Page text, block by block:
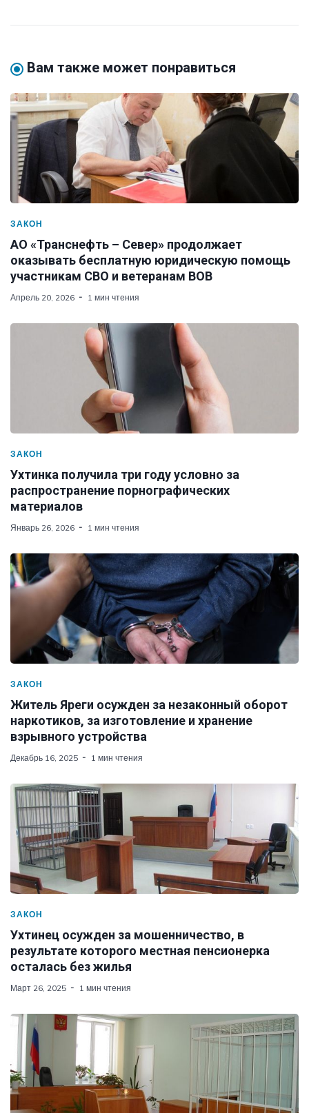
Вам также может понравиться
ЗАКОН
АО «Транснефть – Север» продолжает
оказывать бесплатную юридическую помощь
участникам СВО и ветеранам ВОВ
Апрель 20, 2026 1 мин чтения
ЗАКОН
Ухтинка получила три году условно за
распространение порнографических
материалов
Январь 26, 2026 1 мин чтения
ЗАКОН
Житель Яреги осужден за незаконный оборот
наркотиков, за изготовление и хранение
взрывного устройства
Декабрь 16, 2025 1 мин чтения
ЗАКОН
Ухтинец осужден за мошенничество, в
результате которого местная пенсионерка
осталась без жилья
Март 26, 2025 1 мин чтения